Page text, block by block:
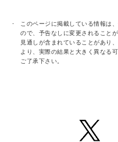
このページに掲載している情報は
ので、予告なしに変更されること
見通しが含まれていることがあり
より、実際の結果と大きく異なる
ご了承下さい。